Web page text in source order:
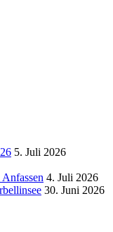
5. Juli 2026
4. Juli 2026
30. Juni 2026